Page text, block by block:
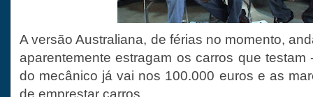
A versão Australiana, de férias no momento,
aparentemente estragam os carros que
do mecânico já vai nos 100.000 euros e as
de emprestar carros.